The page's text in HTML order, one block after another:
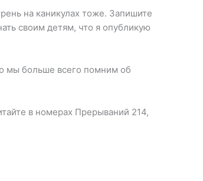
на каникулах тоже. Запишите
своим детям, что я опубликую
мы больше всего помним об
в номерах Прерываний 214,